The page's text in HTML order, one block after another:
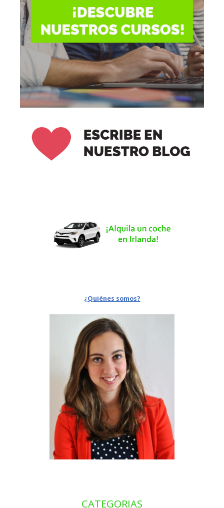
¿Quiénes somos?
CATEGORIAS